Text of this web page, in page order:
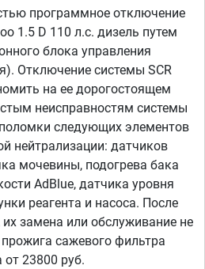
программное отключение
1.5 D 110 л.с. дизель путем
блока управления
Отключение системы SCR
на ее дорогостоящем
неисправностям системы
следующих элементов
нейтрализации: датчиков
мочевины, подогрева бака
AdBlue, датчика уровня
реагента и насоса. После
замена или обслуживание не
сажевого фильтра
23800 руб.